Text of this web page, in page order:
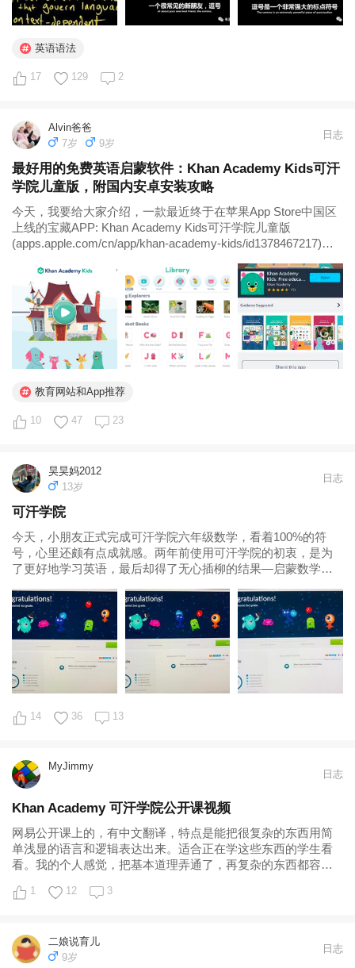
英语语法
17 129 2
Alvin爸爸
7岁
9岁
日志
最好用的免费英语启蒙软件：Khan Academy Kids可汗
学院儿童版，附国内安卓安装攻略
今天，我要给大家介绍，一款最近终于在苹果App Store中国区
上线的宝藏APP: Khan Academy Kids可汗学院儿童版
(apps.apple.com/cn/app/khan-academy-kids/id1378467217)。
教育网站和App推荐
10 47 23
昊昊妈2012
13岁
日志
可汗学院
今天，小朋友正式完成可汗学院六年级数学，看着100%的符
号，心里还颇有点成就感。两年前使用可汗学院的初衷，是为
了更好地学习英语，最后却得了无心插柳的结果—启蒙数学，
题题做完，他喜欢这种挑战，不断增长的百分比，更是让他兴
奋。 当然，学完不代表学好或学精。数学学习，我相信花友所
说的“刷粉”理论，可汗学院这就算小朋友刷的第一层粉，更重要
和更精彩还在后面，继续加油💪...
14 36 13
MyJimmy
日志
Khan Academy 可汗学院公开课视频
网易公开课上的，有中文翻译，特点是能把很复杂的东西用简
单浅显的语言和逻辑表达出来。适合正在学这些东西的学生看
看。我的个人感觉，把基本道理弄通了，再复杂的东西都容易
实最基本的道理并没有搞清楚。 可汗学院创始人的TED演讲
1 12 3
二娘说育儿
9岁
日志